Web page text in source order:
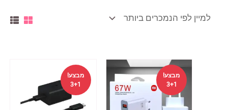
מבצע!
3+1
מבצע!
3+1